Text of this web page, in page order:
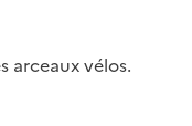
arceaux vélos.